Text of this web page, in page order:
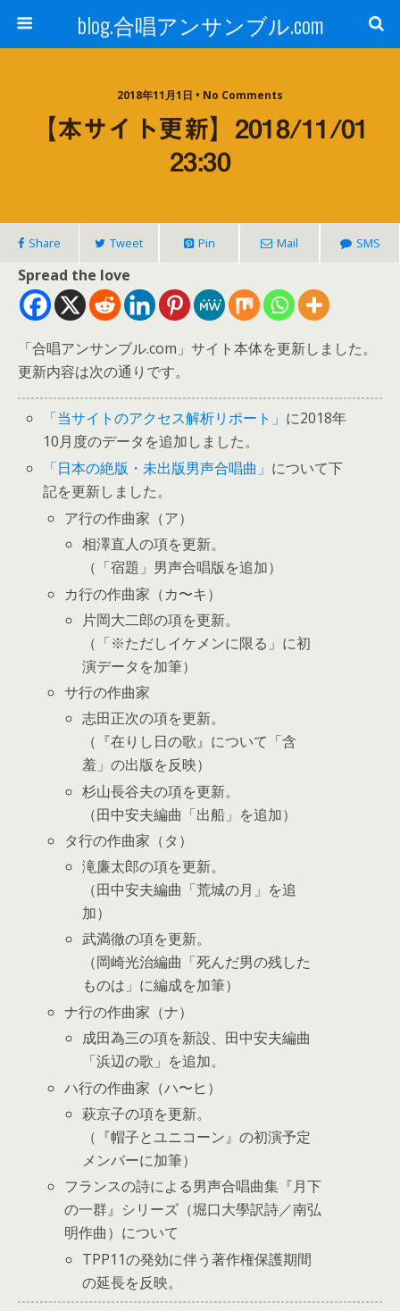
blog.合唱アンサンブル.com
2018年11月1日 • No Comments
【本サイト更新】2018/11/01
23:30
Share Tweet Pin Mail SMS
Spread the love
「合唱アンサンブル.com」サイト本体を更新しました。
更新内容は次の通りです。
「当サイトのアクセス解析リポート」 に2018年
10月度のデータを追加しました。
「日本の絶版・未出版男声合唱曲」 について下
記を更新しました。
ア行の作曲家（ア）
相澤直人の項を更新。
（「宿題」男声合唱版を追加）
カ行の作曲家（カ〜キ）
片岡大二郎の項を更新。
（「※ただしイケメンに限る」に初
演データを加筆）
サ行の作曲家
志田正次の項を更新。
（『在りし日の歌』について「含
羞」の出版を反映）
杉山長谷夫の項を更新。
（田中安夫編曲「出船」を追加）
タ行の作曲家（タ）
滝廉太郎の項を更新。
（田中安夫編曲「荒城の月」を追
加）
武満徹の項を更新。
（岡崎光治編曲「死んだ男の残した
ものは」に編成を加筆）
ナ行の作曲家（ナ）
成田為三の項を新設、田中安夫編曲
「浜辺の歌」を追加。
ハ行の作曲家（ハ〜ヒ）
萩京子の項を更新。
（『帽子とユニコーン』の初演予定
メンバーに加筆）
フランスの詩による男声合唱曲集『月下
の一群』シリーズ（堀口大學訳詩／南弘
明作曲）について
TPP11の発効に伴う著作権保護期間
の延長を反映。